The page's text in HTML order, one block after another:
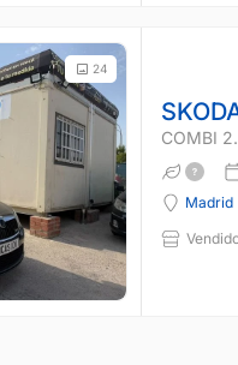
24
COMBI
Madrid